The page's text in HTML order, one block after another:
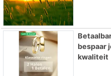
bespaar
kwaliteit